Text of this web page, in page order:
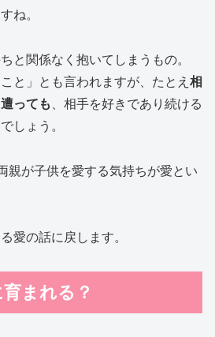
ね。
と関係なく抱いてしまうもの。
と」とも言われますが、たとえ 相
っても
、相手を好きであり続ける
しょう。
親が子供を愛する気持ちが愛とい
愛の話に戻します。
まれる？